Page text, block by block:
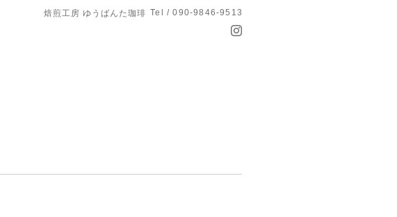
焙煎工房 ゆうばんた珈琲 Tel / 090-9846-9513